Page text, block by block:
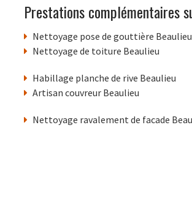
Prestations complémentaires
Nettoyage pose de gouttière Beaulieu
Nettoyage de toiture Beaulieu
Habillage planche de rive Beaulieu
Artisan couvreur Beaulieu
Nettoyage ravalement de facade